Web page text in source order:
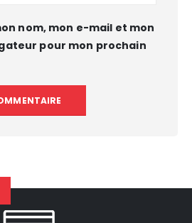
nom, mon e-mail et mon
pour mon prochain